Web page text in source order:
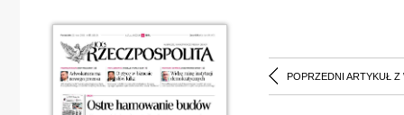
POPRZEDNI ARTYKUŁ Z